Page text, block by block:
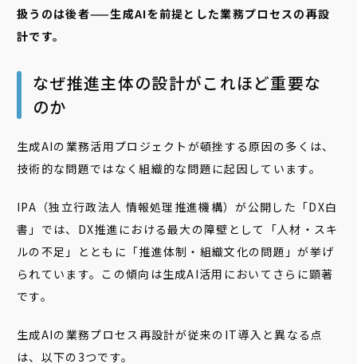
扱うのは後者——生成AIを前提とした業務プロセスの再設
計です。
なぜ推進主体の設計がこれほど重要な
のか
生成AIの業務活用プロジェクトが頓挫する原因の多くは、
技術的な問題ではなく組織的な問題に起因しています。
IPA（独立行政法人 情報処理推進機構）が公開した「DX白
書」では、DX推進における最大の障壁として「人材・スキ
ルの不足」とともに「推進体制・組織文化の問題」が挙げ
られています。この傾向は生成AI活用においてさらに顕著
です。
生成AIの業務プロセス再設計が従来のIT導入と異なる点
は、以下の3つです。